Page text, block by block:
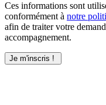
Ces informations sont
conformément à notre
afin de traiter votre
accompagnement.